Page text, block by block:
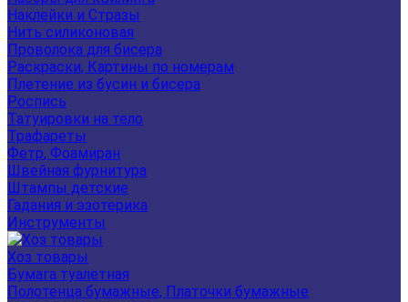
Наклейки и Стразы
Нить силиконовая
Проволока для бисера
Раскраски, Картины по номерам
Плетение из бусин и бисера
Роспись
Татуировки на тело
Трафареты
Фетр, Фоамиран
Швейная фурнитура
Штампы детские
Гадания и эзотерика
Инструменты
Хоз товары
Бумага туалетная
Полотенца бумажные, Платочки бумажные